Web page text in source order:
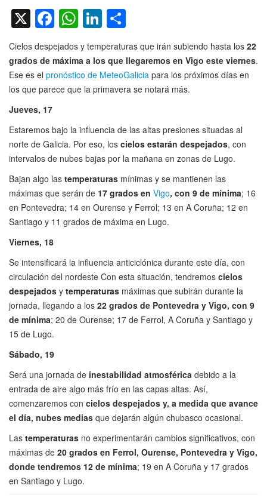
X Facebook
WhatsApp
LinkedIn
Cielos despejados y temperaturas que irán subiendo hasta los 22
grados de máxima a los que llegaremos en Vigo este viernes.
Ese es el pronóstico de MeteoGalicia para los próximos días en
los que parece que la primavera se notará más.
Jueves, 17
Estaremos bajo la influencia de las altas presiones situadas al
norte de Galicia. Por eso, los cielos estarán despejados, con
intervalos de nubes bajas por la mañana en zonas de Lugo.
Bajan algo las temperaturas mínimas y se mantienen las
máximas que serán de 17 grados en Vigo, con 9 de mínima; 16
en Pontevedra; 14 en Ourense y Ferrol; 13 en A Coruña; 12 en
Santiago y 11 grados de máxima en Lugo.
Viernes, 18
Se intensificará la influencia anticiclónica durante este día, con
circulación del nordeste Con esta situación, tendremos cielos
despejados y temperaturas máximas que subirán durante la
jornada, llegando a los 22 grados de Pontevedra y Vigo, con 9
de mínima; 20 de Ourense; 17 de Ferrol, A Coruña y Santiago y
15 de Lugo.
Sábado, 19
Será una jornada de inestabilidad atmosférica debido a la
entrada de aire algo más frío en las capas altas. Así,
comenzaremos con cielos despejados y, a medida que avance
el día, nubes medias que dejarán algún chubasco ocasional.
Las temperaturas no experimentarán cambios significativos, con
máximas de 20 grados en Ferrol, Ourense, Pontevedra y Vigo,
donde tendremos 12 de mínima; 19 en A Coruña y 17 grados
en Santiago y Lugo.